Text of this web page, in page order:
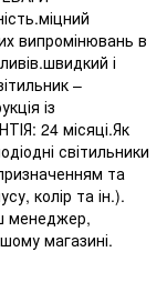
випромінювань в
і
–
із
24 місяці.Як
світильники
та
колір та ін.).
менеджер,
магазині.